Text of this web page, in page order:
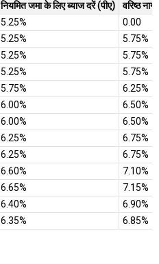
नियमित जमा के लिए ब्याज दरें (पीए)
वरिष्ठ
5.25%
0.00
5.25%
5.75%
5.25%
5.75%
5.25%
5.75%
5.75%
6.25%
6.00%
6.50%
6.00%
6.50%
6.25%
6.75%
6.25%
6.75%
6.60%
7.10%
6.65%
7.15%
6.40%
6.90%
6.35% 6.85%